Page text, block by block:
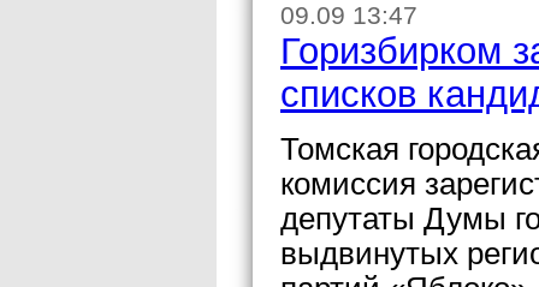
09.09 13:47
Горизбирком
списков
Томская
комиссия
депутаты Думы
выдвинутых